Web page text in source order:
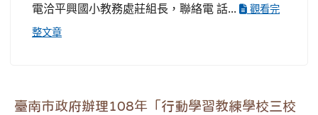
電洽平興國小教務處莊組長，聯絡電 話...
觀看完
整文章
臺南市政府辦理108年「行動學習教練學校三校